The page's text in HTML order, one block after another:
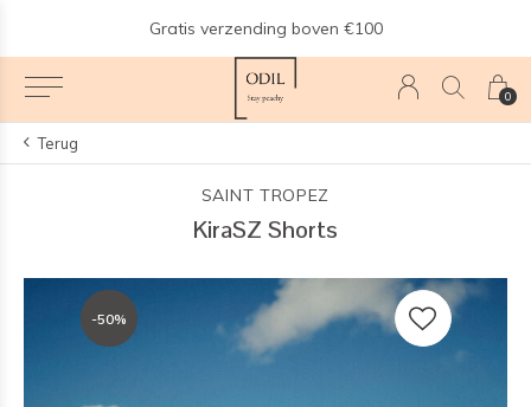
0
Gratis verzending boven €100
Terug
SAINT TROPEZ
KiraSZ Shorts
-50%
-50%